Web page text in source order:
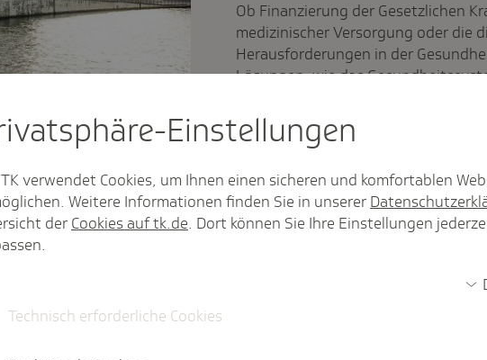
Ob Finanzierung der Gesetzlichen
medizinischer Versorgung oder die
Herausforderungen in der
Lösungen, wie das
Staatssekretärin für Soziales, Arbeit, Gesundheit und
Einstel­lungen
verwendet Cookies, um Ihnen einen sicheren und komfortablen
Weitere Informationen finden Sie in unserer
der Cookies auf tk.de. Dort können Sie Ihre Einstellungen
Technisch erforderliche Cookies